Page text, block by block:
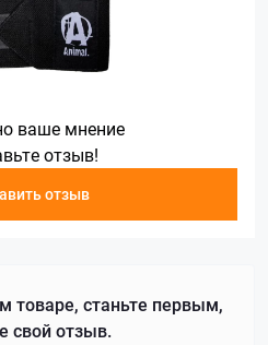
ваше мнение
отзыв!
отзыв
товаре, станьте первым,
свой отзыв.